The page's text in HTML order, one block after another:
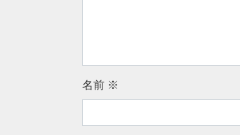
名前 ※